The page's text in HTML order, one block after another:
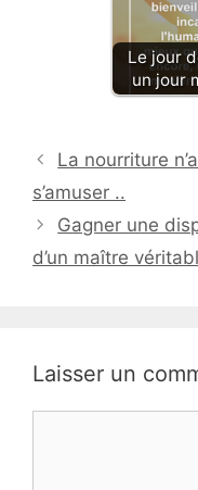
Le jour
un jour
La nourriture
s’amuser ..
Gagner une
d’un maître
Laisser un